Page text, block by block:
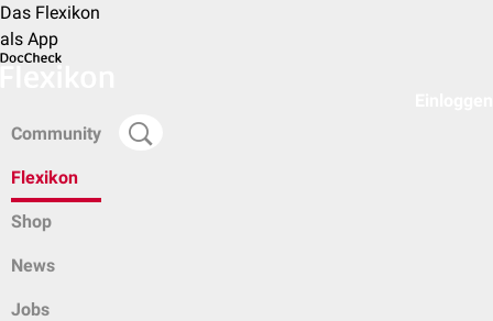
Das Flexikon
als App
Community
Flexikon
Shop
News
Jobs